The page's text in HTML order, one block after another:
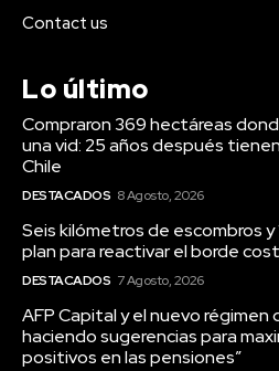
Contact us
Lo último
Compraron 369 hectáreas
una vid: 25 años después
Chile
DESTACADOS 8 Agosto, 2026
Seis kilómetros de escombros y
plan para reactivar el borde
DESTACADOS 7 Agosto, 2026
AFP Capital y el nuevo régimen
haciendo sugerencias para
positivos en las pensiones”